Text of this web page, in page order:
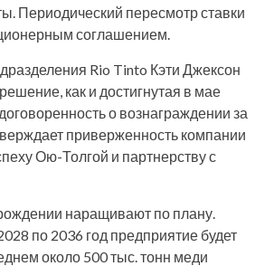
Периодический пересмотр ставки
соглашением.
Rio Tinto Кэти Джексон
как и достигнутая в мае
о вознаграждении за
приверженность компании
Ою-Толгой и партнерству с
наращивают по плану.
по 2036 год предприятие будет
около 500 тыс. тонн меди